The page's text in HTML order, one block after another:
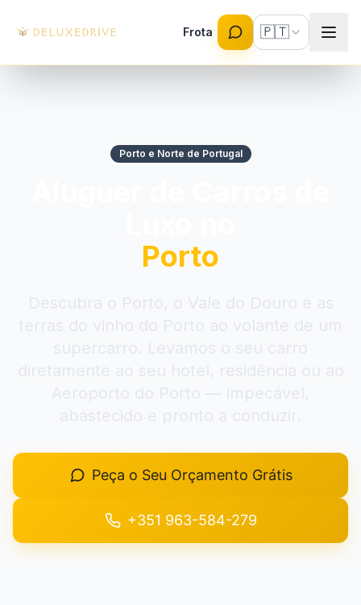
Frota 🇵🇹
Porto e Norte de Portugal
Porto
Peça o Seu Orçamento Grátis
+351 963-584-279